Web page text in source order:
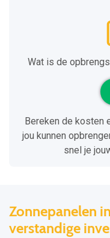
Wat is de
Bereken de kosten
jou kunnen
snel je
Zonnepanelen
verstandige